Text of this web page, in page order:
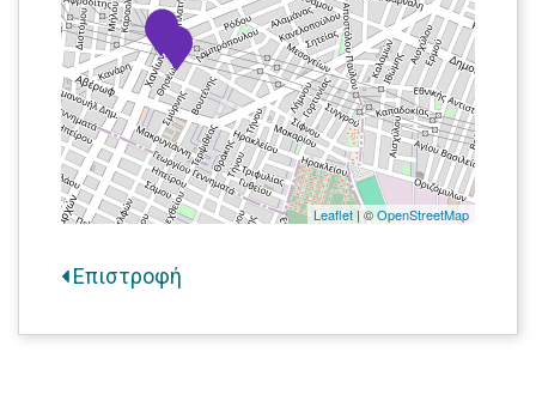
Leaflet | ©OpenStreetMap
Επιστροφή